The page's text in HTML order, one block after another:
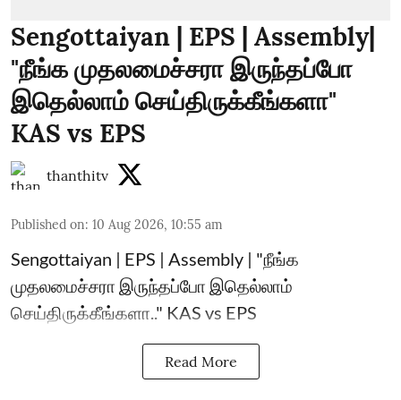
Sengottaiyan | EPS | Assembly|
"நீங்க முதலமைச்சரா இருந்தப்போ
இதெல்லாம் செய்திருக்கீங்களா"
KAS vs EPS
thanthitv
Published on: 10 Aug 2026, 10:55 am
Sengottaiyan | EPS | Assembly | "நீங்க
முதலமைச்சரா இருந்தப்போ இதெல்லாம்
செய்திருக்கீங்களா.." KAS vs EPS
Read More